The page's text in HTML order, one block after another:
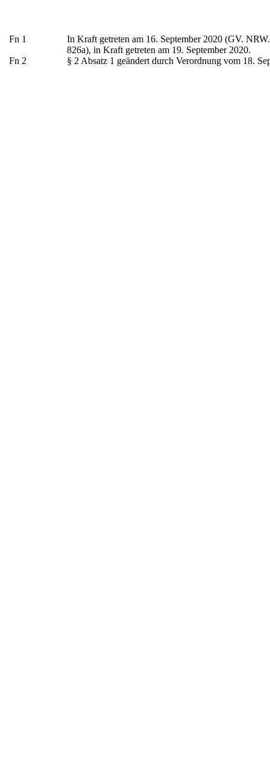
Fn 1
In Kraft getreten am 16. September 2020 (GV.
826a), in Kraft getreten am 19. September 2020.
Fn 2 § 2 Absatz 1 geändert durch Verordnung vom 18.